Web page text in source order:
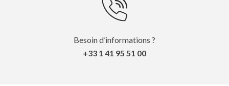
Besoin d’informations ?
+33 1 41 95 51 00